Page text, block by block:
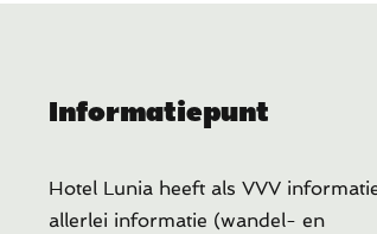
Informatiepunt
Hotel Lunia heeft als VVV
allerlei informatie (wandel- en